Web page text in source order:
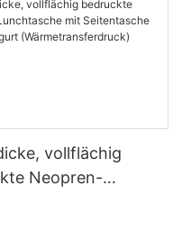
vollflächig
Neopren-